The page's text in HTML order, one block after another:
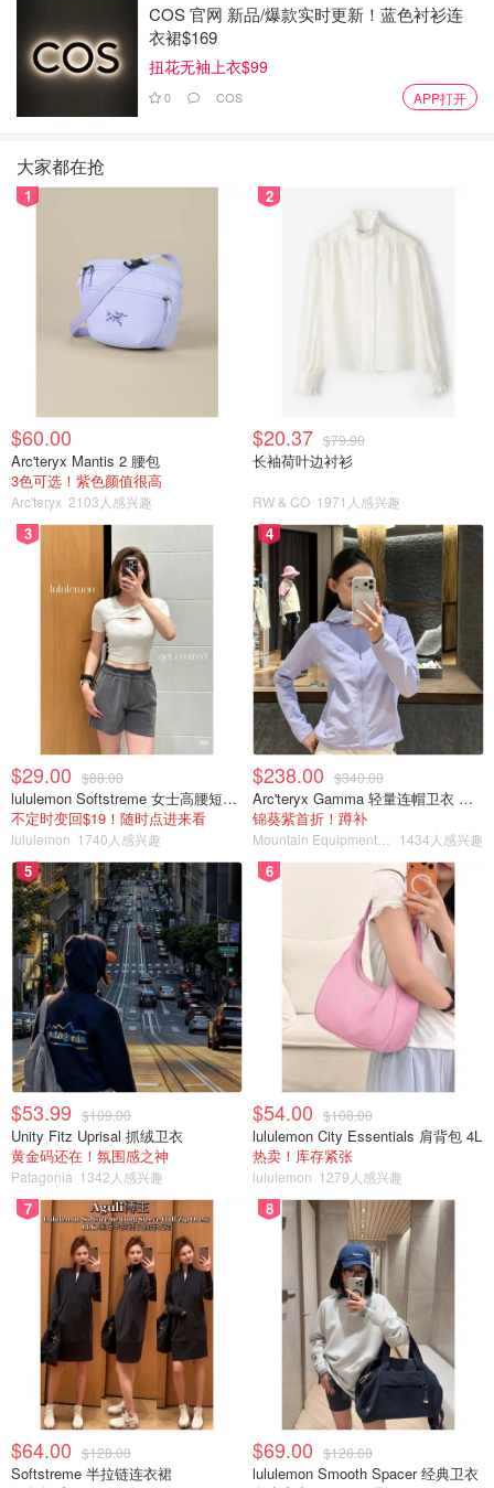
王室传统的一部分，也确保了葬礼的庄重性和秩序。（
the royal observer）
凯特葬礼计划流出后“婚变、被捅、替身论”再
尽管如此，凯特的健康状况仍然是外界关注的焦点。自她接
受癌症治疗以来，关于她的“替身”传闻便层出不穷。社交媒
体上流传着她在某些场合使用替身的消息，甚至有网友分析
她的照片，指出某些细节与过去的形象不符。
与此同时，婚变传闻也未曾平息，一些网友猜测威廉王子是
否与王室圈内某位女性关系密切。
有网友戏谑道：“凯特的每一次露面都像是王室的公关战，
替身传闻、婚变猜测、葬礼计划……这剧情比宫斗剧还精
彩。”更夸张的是，社交媒体甚至出现了“凯特被捅”的谣言，
COS 官网 新品/爆款实时更新！蓝色衬衫连
衣裙$169
扭花无袖上衣$99
0 COS APP打开
大家都在抢
1
$60.00
Arc'teryx Mantis 2 腰包
3色可选！紫色颜值很高
Arc'teryx 2103人感兴趣
2
$20.37 $79.90
长袖荷叶边衬衫
RW & CO 1971人感兴趣
3
$29.00 $88.00
lululemon Softstreme 女士高腰短裤 10cm
不定时变回$19！随时点进来看
lululemon 1740人感兴趣
4
$238.00 $340.00
Arc'teryx Gamma 轻量连帽卫衣 女款
锦葵紫首折！蹲补
1434人感兴趣
5
$53.99 $109.00
Unity Fitz Uprisal 抓绒卫衣
黄金码还在！氛围感之神
Patagonia 1342人感兴趣
6
$54.00 $108.00
lululemon City Essentials 肩背包 4L
热卖！库存紧张
lululemon 1279人感兴趣
7
$64.00 $128.00
Softstreme 半拉链连衣裙
8
$69.00 $128.00
lululemon Smooth Spacer 经典卫衣